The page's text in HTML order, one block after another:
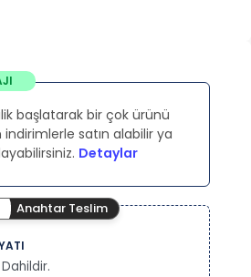
başlatarak bir çok ürünü
indirimlerle satın alabilir ya
Detaylar
Anahtar Teslim